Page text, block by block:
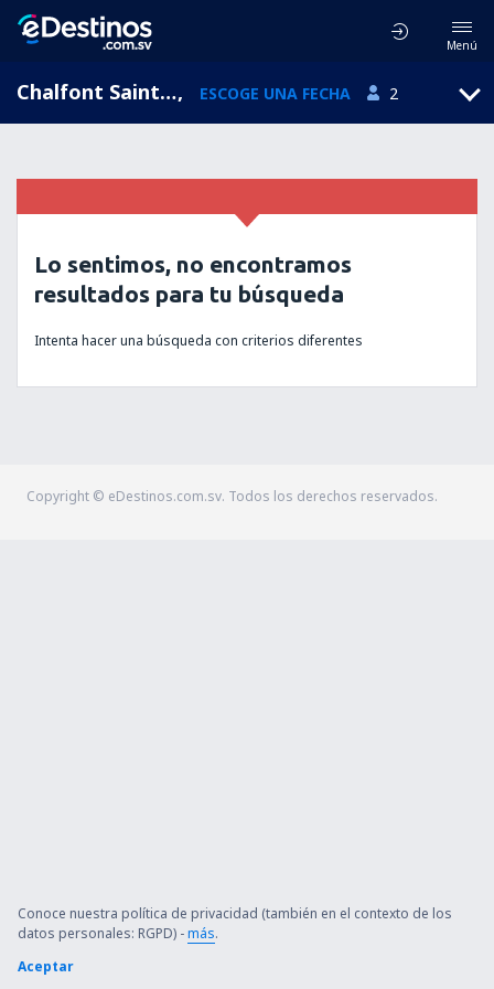
Menú
Chalfont Saint Peter, England, Reino Unido, ESCOGE UNA FECHA 2
Lo sentimos, no encontramos
resultados para tu búsqueda
Intenta hacer una búsqueda con criterios diferentes
Copyright © eDestinos.com.sv. Todos los derechos reservados.
Conoce nuestra política de privacidad (también en el contexto de los
datos personales: RGPD) -más.
Aceptar